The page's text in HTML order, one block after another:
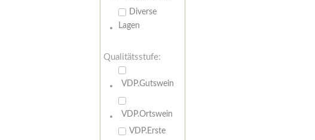
Diverse
Lagen
Qualitätsstufe:
VDP.Gutswein
VDP.Ortswein
VDP.Erste